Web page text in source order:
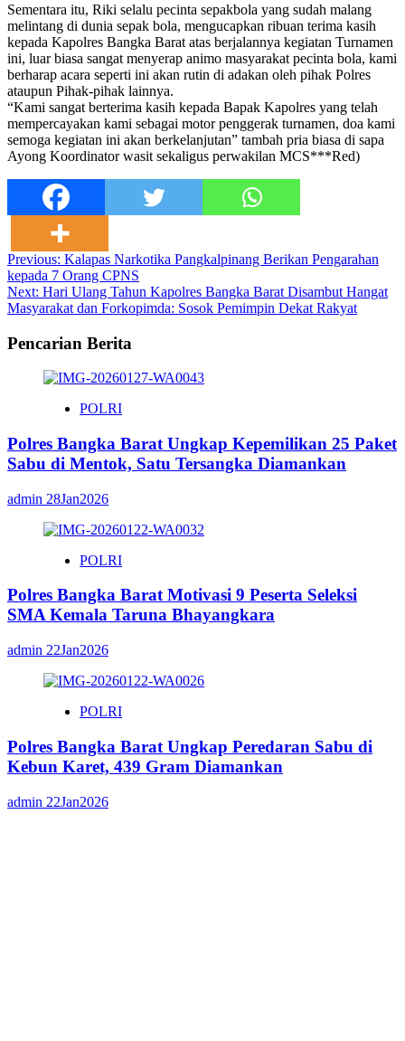
Sementara itu, Riki selalu pecinta sepakbola yang sudah malang
melintang di dunia sepak bola, mengucapkan ribuan terima kasih
kepada Kapolres Bangka Barat atas berjalannya kegiatan Turnamen
ini, luar biasa sangat menyerap animo masyarakat pecinta bola, kami
berharap acara seperti ini akan rutin di adakan oleh pihak Polres
ataupun Pihak-pihak lainnya.
“Kami sangat berterima kasih kepada Bapak Kapolres yang telah
mempercayakan kami sebagai motor penggerak turnamen, doa kami
semoga kegiatan ini akan berkelanjutan” tambah pria biasa di sapa
Ayong Koordinator wasit sekaligus perwakilan MCS***Red)
Post
navigation
Previous: Kalapas Narkotika Pangkalpinang Berikan Pengarahan
kepada 7 Orang CPNS
Next: Hari Ulang Tahun Kapolres Bangka Barat Disambut Hangat
Masyarakat dan Forkopimda: Sosok Pemimpin Dekat Rakyat
Pencarian Berita
POLRI
Polres Bangka Barat Ungkap Kepemilikan 25 Paket
Sabu di Mentok, Satu Tersangka Diamankan
admin 28Jan2026
POLRI
Polres Bangka Barat Motivasi 9 Peserta Seleksi
SMA Kemala Taruna Bhayangkara
admin 22Jan2026
POLRI
Polres Bangka Barat Ungkap Peredaran Sabu di
Kebun Karet, 439 Gram Diamankan
admin 22Jan2026